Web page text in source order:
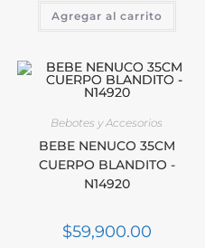
Agregar al carrito
Bebotes y Accesorios
BEBE NENUCO 35CM
CUERPO BLANDITO -
N14920
$59,900.00